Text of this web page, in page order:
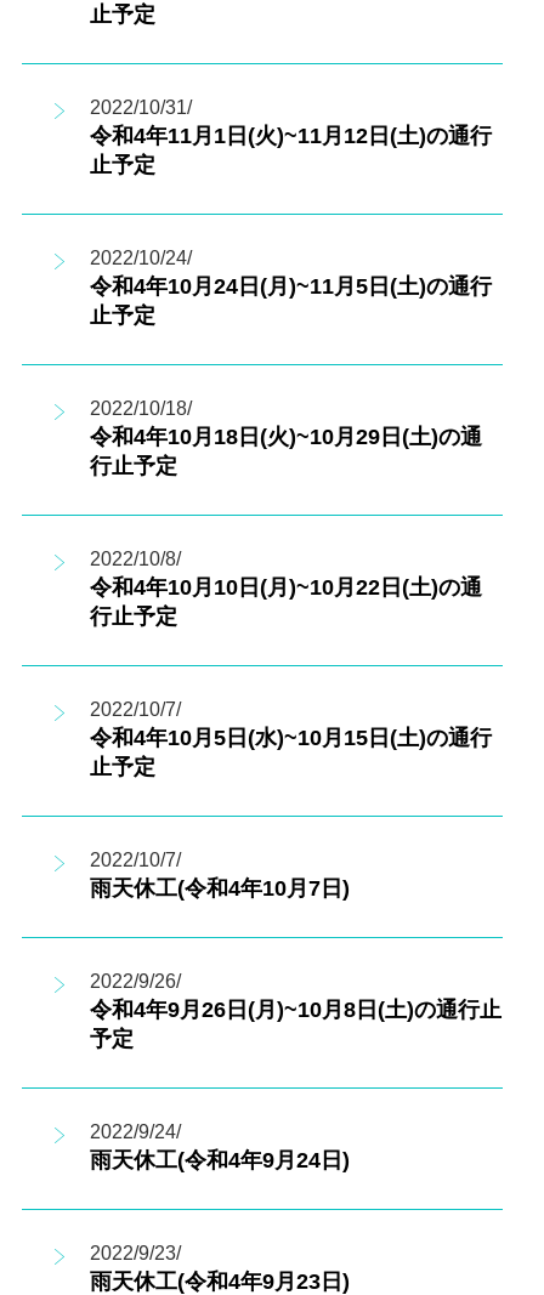
止予定
2022/10/31/
令和4年11月1日(火)~11月12日(土)の通行
止予定
2022/10/24/
令和4年10月24日(月)~11月5日(土)の通行
止予定
2022/10/18/
令和4年10月18日(火)~10月29日(土)の通
行止予定
2022/10/8/
令和4年10月10日(月)~10月22日(土)の通
行止予定
2022/10/7/
令和4年10月5日(水)~10月15日(土)の通行
止予定
2022/10/7/
雨天休工(令和4年10月7日)
2022/9/26/
令和4年9月26日(月)~10月8日(土)の通行止
予定
2022/9/24/
雨天休工(令和4年9月24日)
2022/9/23/
雨天休工(令和4年9月23日)